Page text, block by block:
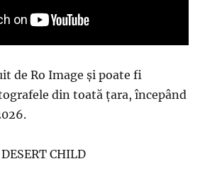
de Ro Image și poate fi
din toată țara, începând
CHILD